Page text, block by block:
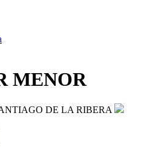
MENOR
DE LA RIBERA